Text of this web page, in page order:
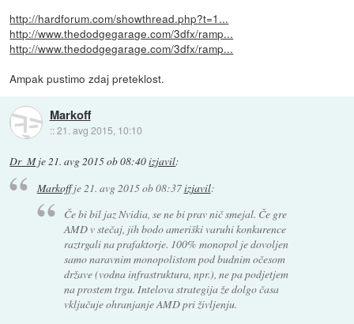
http://hardforum.com/showthread.php?t=1...
http://www.thedodgegarage.com/3dfx/ramp...
http://www.thedodgegarage.com/3dfx/ramp...
Ampak pustimo zdaj preteklost.
Markoff
::21. avg 2015, 10:10
Dr_Mje21. avg 2015 ob 08:40izjavil:
Markoffje21. avg 2015 ob 08:37izjavil:
Če bi bil jaz Nvidia, se ne bi prav nič smejal. Če gre
AMD v stečaj, jih bodo ameriški varuhi konkurence
raztrgali na prafaktorje. 100% monopol je dovoljen
samo naravnim monopolistom pod budnim očesom
države (vodna infrastruktura, npr.), ne pa podjetjem
na prostem trgu. Intelova strategija že dolgo časa
vključuje ohranjanje AMD pri življenju.